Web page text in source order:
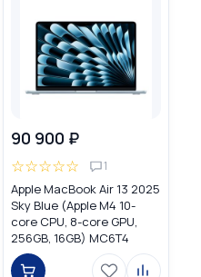
90 900 ₽
☆☆☆☆☆ 1
Apple MacBook Air 13 2025
Sky Blue (Apple M4 10-
core CPU, 8-core GPU,
256GB, 16GB) MC6T4